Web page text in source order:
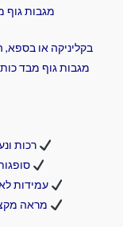
מגבות גוף
בקליניקה או
מגבות גוף מבד
רכות
עמידות
מראה